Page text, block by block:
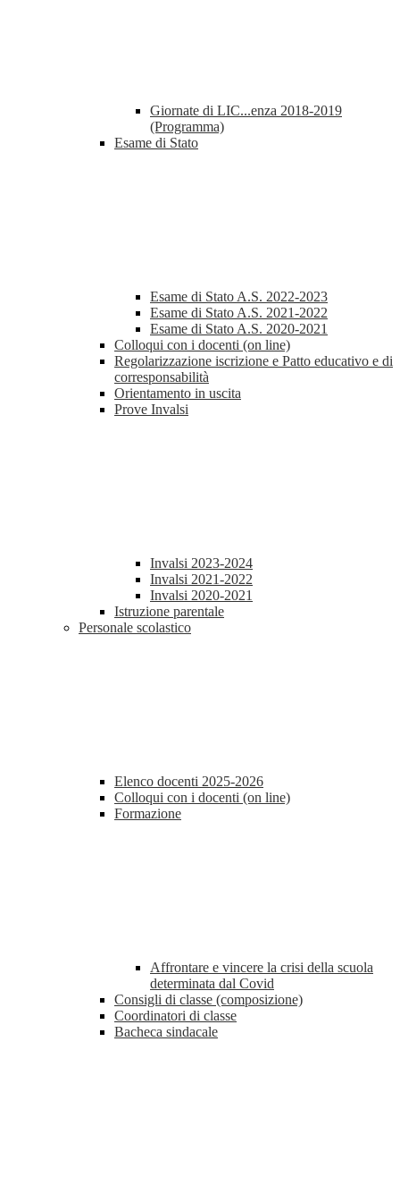
Giornate di LIC...enza 2018-2019
(Programma)
Esame di Stato
Esame di Stato A.S. 2022-2023
Esame di Stato A.S. 2021-2022
Esame di Stato A.S. 2020-2021
Colloqui con i docenti (on line)
Regolarizzazione iscrizione e Patto educativo e di
corresponsabilità
Orientamento in uscita
Prove Invalsi
Invalsi 2023-2024
Invalsi 2021-2022
Invalsi 2020-2021
Istruzione parentale
Personale scolastico
Elenco docenti 2025-2026
Colloqui con i docenti (on line)
Formazione
Affrontare e vincere la crisi della scuola
determinata dal Covid
Consigli di classe (composizione)
Coordinatori di classe
Bacheca sindacale